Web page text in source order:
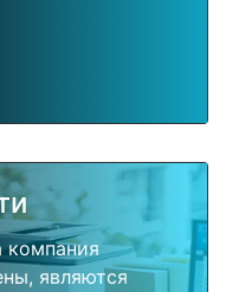
компания
являются